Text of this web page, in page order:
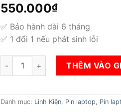
550.000₫
✅ Bảo hành dài 6 tháng
✅ 1 đổi 1 nếu phát sinh lỗi
Thay Pin Laptop Dell Inspiron
THÊM VÀO
Danh mục: Linh Kiện, Pin laptop, Pin